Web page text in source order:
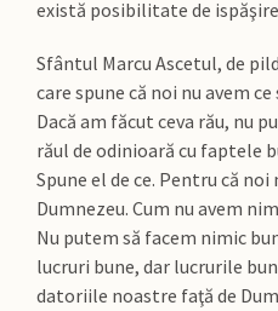
există posibilitate de
Sfântul Marcu Ascetul, de
care spune că noi nu avem
Dacă am făcut ceva rău, nu
răul de odinioară cu faptele
Spune el de ce. Pentru că
Dumnezeu. Cum nu avem
Nu putem să facem nimic
lucruri bune, dar lucrurile
datoriile noastre faţă de